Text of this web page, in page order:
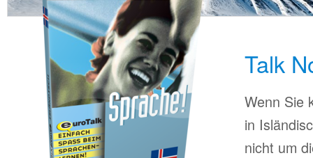
Talk
Wenn Sie
in
nicht um